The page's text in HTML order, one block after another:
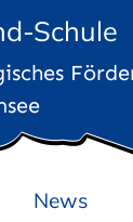
Schule
News